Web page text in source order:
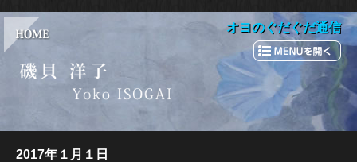
2017年１月１日
オヨのぐだぐだ通信